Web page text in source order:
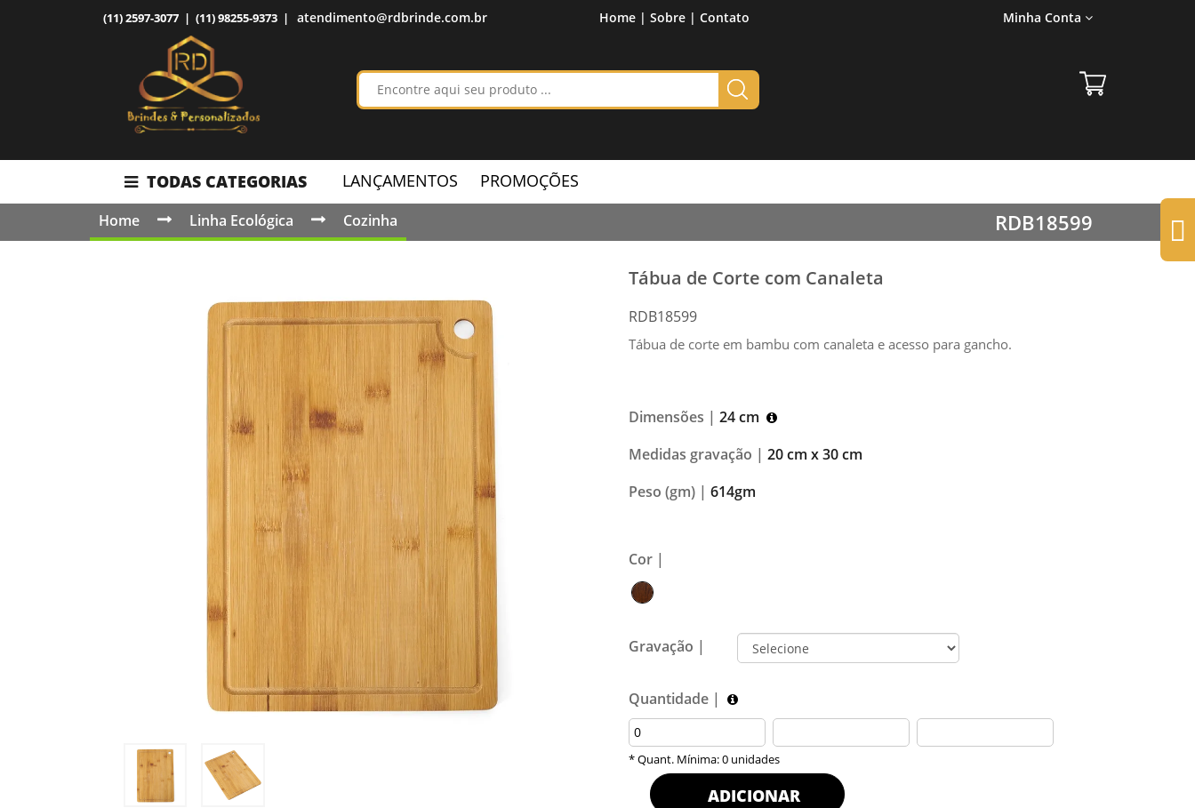
(11) 2597-3077 | (11) 98255-9373 | atendimento@rdbrinde.com.br Home | Sobre | Contato Minha Conta
TODAS CATEGORIAS LANÇAMENTOS PROMOÇÕES
Home Linha Ecológica Cozinha RDB18599
Tábua de Corte com Canaleta
RDB18599
Tábua de corte em bambu com canaleta e acesso para gancho.
Dimensões | 24 cm
Medidas gravação | 20 cm x 30 cm
Peso (gm) | 614gm
Cor |
Gravação |
Quantidade |
* Quant. Mínima: 0 unidades
ADICIONAR